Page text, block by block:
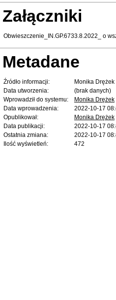
Załączniki
Obwieszczenie_IN.GP.6733.8.2022_ o
Metadane
Źródło informacji:
Monika Drężek
Data utworzenia:
(brak danych)
Wprowadził do systemu:
Monika Drężek
Data wprowadzenia:
2022-10-17
Opublikował:
Monika Drężek
Data publikacji:
2022-10-17
Ostatnia zmiana:
2022-10-17
Ilość wyświetleń:
472